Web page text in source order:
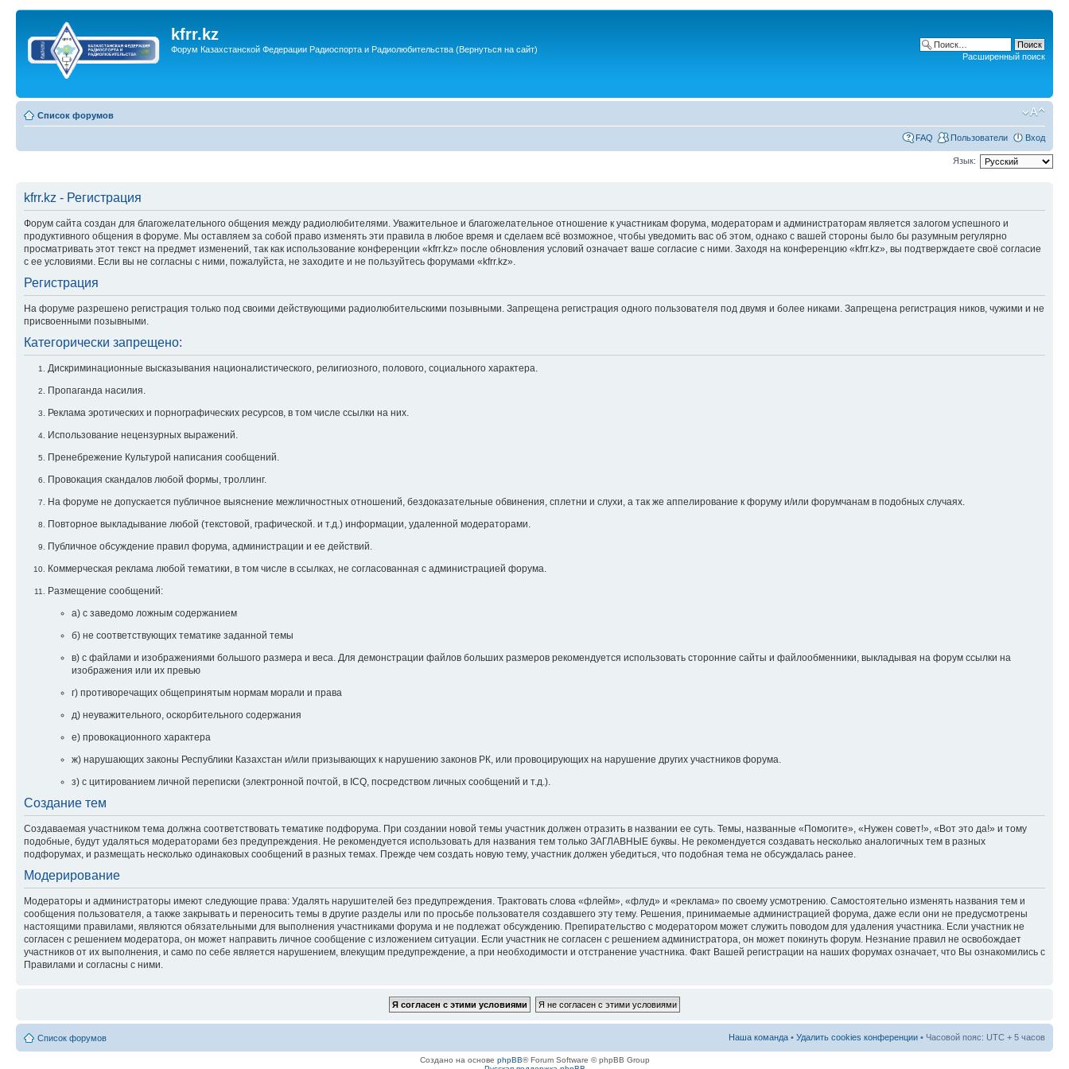
kfrr.kz
Форум Казахстанской Федерации Радиоспорта и Радиолюбительства (Вернуться на сайт)
Расширенный поиск
Список форумов
FAQ Пользователи Вход
Язык:
kfrr.kz - Регистрация
Форум сайта создан для благожелательного общения между радиолюбителями. Уважительное и благожелательное отношение к участникам форума, модераторам и администраторам является залогом успешного и
продуктивного общения в форуме. Мы оставляем за собой право изменять эти правила в любое время и сделаем всё возможное, чтобы уведомить вас об этом, однако с вашей стороны было бы разумным регулярно
просматривать этот текст на предмет изменений, так как использование конференции «kfrr.kz» после обновления условий означает ваше согласие с ними. Заходя на конференцию «kfrr.kz», вы подтверждаете своё согласие
с ее условиями. Если вы не согласны с ними, пожалуйста, не заходите и не пользуйтесь форумами «kfrr.kz».
Регистрация
На форуме разрешено регистрация только под своими действующими радиолюбительскими позывными. Запрещена регистрация одного пользователя под двумя и более никами. Запрещена регистрация ников, чужими и не
присвоенными позывными.
Категорически запрещено:
Дискриминационные высказывания националистического, религиозного, полового, социального характера.
Пропаганда насилия.
Реклама эротических и порнографических ресурсов, в том числе ссылки на них.
Использование нецензурных выражений.
Пренебрежение Культурой написания сообщений.
Провокация скандалов любой формы, троллинг.
На форуме не допускается публичное выяснение межличностных отношений, бездоказательные обвинения, сплетни и слухи, а так же аппелирование к форуму и/или форумчанам в подобных случаях.
Повторное выкладывание любой (текстовой, графической. и т.д.) информации, удаленной модераторами.
Публичное обсуждение правил форума, администрации и ее действий.
Коммерческая реклама любой тематики, в том числе в ссылках, не согласованная с администрацией форума.
Размещение сообщений:
а) с заведомо ложным содержанием
б) не соответствующих тематике заданной темы
в) с файлами и изображениями большого размера и веса. Для демонстрации файлов больших размеров рекомендуется использовать сторонние сайты и файлообменники, выкладывая на форум ссылки на
изображения или их превью
г) противоречащих общепринятым нормам морали и права
д) неуважительного, оскорбительного содержания
е) провокационного характера
ж) нарушающих законы Республики Казахстан и/или призывающих к нарушению законов РК, или провоцирующих на нарушение других участников форума.
з) с цитированием личной переписки (электронной почтой, в ICQ, посредством личных сообщений и т.д.).
Создание тем
Создаваемая участником тема должна соответствовать тематике подфорума. При создании новой темы участник должен отразить в названии ее суть. Темы, названные «Помогите», «Нужен совет!», «Вот это да!» и тому
подобные, будут удаляться модераторами без предупреждения. Не рекомендуется использовать для названия тем только ЗАГЛАВНЫЕ буквы. Не рекомендуется создавать несколько аналогичных тем в разных
подфорумах, и размещать несколько одинаковых сообщений в разных темах. Прежде чем создать новую тему, участник должен убедиться, что подобная тема не обсуждалась ранее.
Модерирование
Модераторы и администраторы имеют следующие права: Удалять нарушителей без предупреждения. Трактовать слова «флейм», «флуд» и «реклама» по своему усмотрению. Самостоятельно изменять названия тем и
сообщения пользователя, а также закрывать и переносить темы в другие разделы или по просьбе пользователя создавшего эту тему. Решения, принимаемые администрацией форума, даже если они не предусмотрены
настоящими правилами, являются обязательными для выполнения участниками форума и не подлежат обсуждению. Препирательство с модератором может служить поводом для удаления участника. Если участник не
согласен с решением модератора, он может направить личное сообщение с изложением ситуации. Если участник не согласен с решением администратора, он может покинуть форум. Незнание правил не освобождает
участников от их выполнения, и само по себе является нарушением, влекущим предупреждение, а при необходимости и отстранение участника. Факт Вашей регистрации на наших форумах означает, что Вы ознакомились с
Правилами и согласны с ними.
Список форумов Наша команда • Удалить cookies конференции • Часовой пояс: UTC + 5 часов
Создано на основе phpBB® Forum Software © phpBB Group